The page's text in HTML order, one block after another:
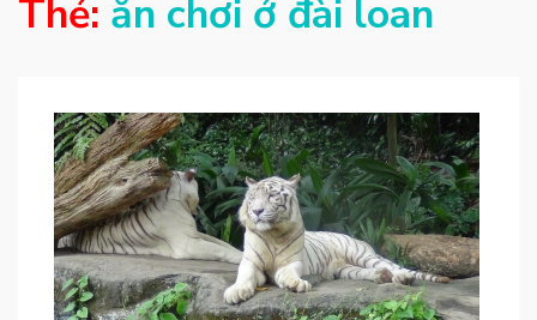
Thẻ: ăn chơi ở đài loan